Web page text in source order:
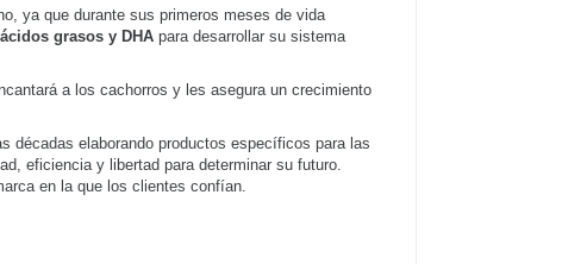
ya que durante sus primeros meses de vida
ácidos grasos y DHA para desarrollar su sistema
a los cachorros y les asegura un crecimiento
décadas elaborando productos específicos para las
eficiencia y libertad para determinar su futuro.
en la que los clientes confían.